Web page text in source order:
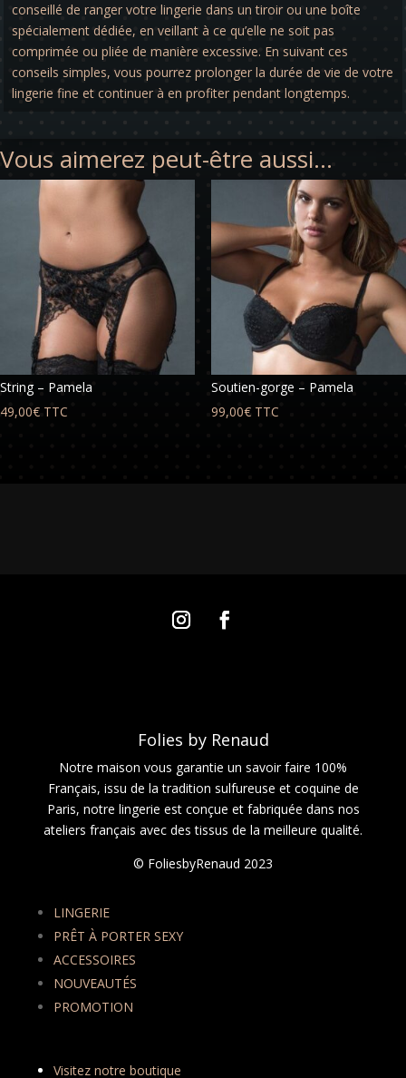
conseillé de ranger votre lingerie dans un tiroir ou une boîte
spécialement dédiée, en veillant à ce qu’elle ne soit pas
comprimée ou pliée de manière excessive. En suivant ces
conseils simples, vous pourrez prolonger la durée de vie de votre
lingerie fine et continuer à en profiter pendant longtemps.
Vous aimerez peut-être aussi…
String – Pamela
49,00€ TTC
Soutien-gorge – Pamela
99,00€ TTC
Folies by Renaud
Notre maison vous garantie un savoir faire 100%
Français, issu de la tradition sulfureuse et coquine de
Paris, notre lingerie est conçue et fabriquée dans nos
ateliers français avec des tissus de la meilleure qualité.
© FoliesbyRenaud 2023
LINGERIE
PRÊT À PORTER SEXY
ACCESSOIRES
NOUVEAUTÉS
PROMOTION
Visitez notre boutique